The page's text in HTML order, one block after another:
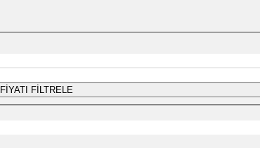
FİYATI FİLTRELE